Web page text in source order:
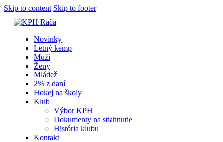
Skip to content Skip to footer
Novinky
Letný kemp
Muži
Ženy
Mládež
2% z daní
Hokej na školy
Klub
Výbor KPH
Dokumenty na stiahnutie
História klubu
Kontakt